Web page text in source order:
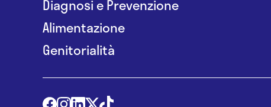
Diagnosi e Prevenzione
Alimentazione
Genitorialità